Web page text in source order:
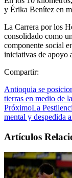
y Érika Benítez en
La Carrera por los
consolidado como
componente social
iniciativas de apoyo
Compartir:
Antioquia se
tierras en medio de
PróximoLa
mental y despedida
Artículos